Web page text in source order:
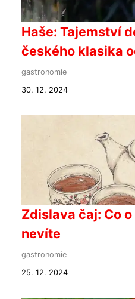
Haše: Tajemství
českého klasika
gastronomie
30. 12. 2024
Zdislava čaj: Co
nevíte
gastronomie
25. 12. 2024